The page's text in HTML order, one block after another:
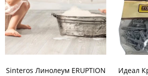
Sinteros Линолеум ERUPTION
Идеал